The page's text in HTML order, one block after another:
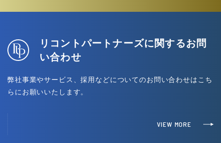
リコントパートナーズに関するお問
い合わせ
弊社事業やサービス、採用などについてのお問い合わせはこち
らにお願いいたします。
VIEW MORE